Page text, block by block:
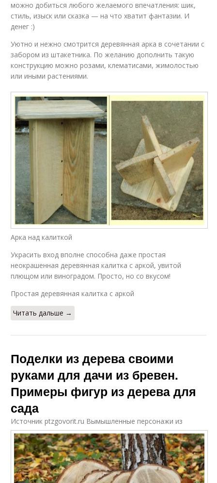
можно добиться любого желаемого впечатления: шик,
стиль, изыск или сказка — на что хватит фантазии. И
денег :)
Уютно и нежно смотрится деревянная арка в сочетании с
забором из штакетника. По желанию дополнить такую
конструкцию можно розами, клематисами, жимолостью
или иными растениями.
Арка над калиткой
Украсить вход вполне способна даже простая
неокрашенная деревянная калитка с аркой, увитой
плющом или виноградом. Просто, но со вкусом!
Простая деревянная калитка с аркой
Читать дальше →
Поделки из дерева своими
руками для дачи из бревен.
Примеры фигур из дерева для
сада
Источник ptzgovorit.ru Вымышленные персонажи из